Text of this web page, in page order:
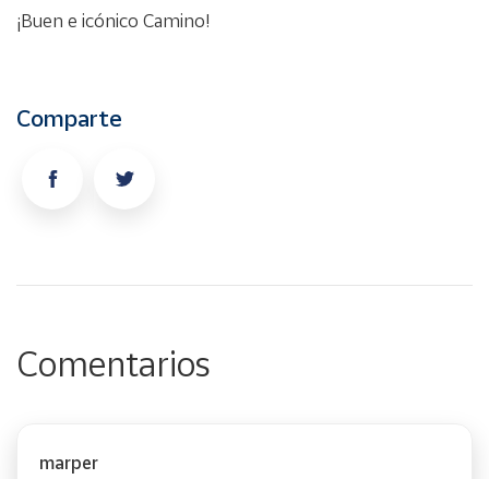
¡Buen e icónico Camino!
Comparte
Comentarios
marper